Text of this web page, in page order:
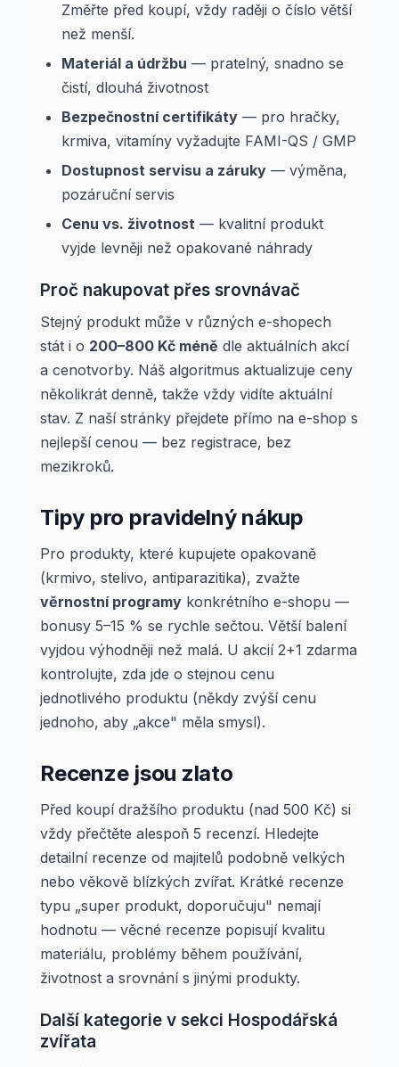
Změřte před koupí, vždy raději o číslo větší
než menší.
Materiál a údržbu — pratelný, snadno se
čistí, dlouhá životnost
Bezpečnostní certifikáty — pro hračky,
krmiva, vitamíny vyžadujte FAMI-QS / GMP
Dostupnost servisu a záruky — výměna,
pozáruční servis
Cenu vs. životnost — kvalitní produkt
vyjde levněji než opakované náhrady
Proč nakupovat přes srovnávač
Stejný produkt může v různých e-shopech
stát i o 200–800 Kč méně dle aktuálních akcí
a cenotvorby. Náš algoritmus aktualizuje ceny
několikrát denně, takže vždy vidíte aktuální
stav. Z naší stránky přejdete přímo na e-shop s
nejlepší cenou — bez registrace, bez
mezikroků.
Tipy pro pravidelný nákup
Pro produkty, které kupujete opakovaně
(krmivo, stelivo, antiparazitika), zvažte
věrnostní programy konkrétního e-shopu —
bonusy 5–15 % se rychle sečtou. Větší balení
vyjdou výhodněji než malá. U akcií 2+1 zdarma
kontrolujte, zda jde o stejnou cenu
jednotlivého produktu (někdy zvýší cenu
jednoho, aby „akce" měla smysl).
Recenze jsou zlato
Před koupí dražšího produktu (nad 500 Kč) si
vždy přečtěte alespoň 5 recenzí. Hledejte
detailní recenze od majitelů podobně velkých
nebo věkově blízkých zvířat. Krátké recenze
typu „super produkt, doporučuju" nemají
hodnotu — věcné recenze popisují kvalitu
materiálu, problémy během používání,
životnost a srovnání s jinými produkty.
Další kategorie v sekci Hospodářská
zvířata